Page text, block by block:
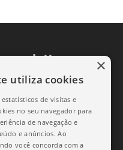
promoções e
no seu e-mail.
utiliza cookies
de visitas e
no seu navegador para
de navegação e
e anúncios. Ao
você concorda com a
×